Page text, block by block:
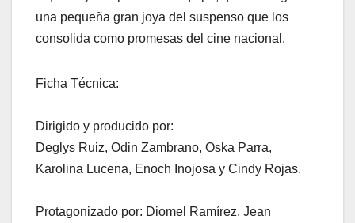
una pequeña gran joya del suspenso que los
consolida como promesas del cine nacional.
Ficha Técnica:
Dirigido y producido por:
Deglys Ruiz, Odin Zambrano, Oska Parra,
Karolina Lucena, Enoch Inojosa y Cindy Rojas.
Protagonizado por: Diomel Ramírez, Jean